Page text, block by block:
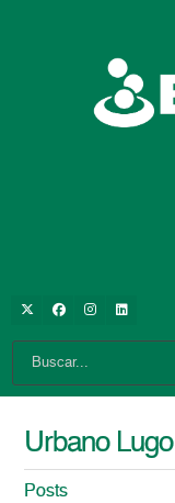
Urbano Lugo
Posts